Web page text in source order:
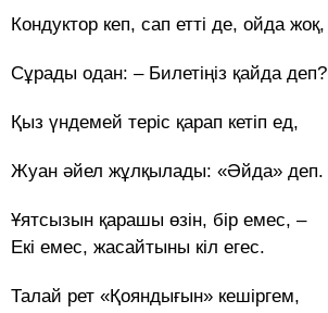
Кондуктор кеп, сап етті де, ойда жоқ,
Сұрады одан: – Билетіңіз қайда деп?
Қыз үндемей теріс қарап кетіп ед,
Жуан әйел жұлқылады: «Әйда» деп.
Ұятсызын қарашы өзін, бір емес, –
Екі емес, жасайтыны кіл егес.
Талай рет «Қояндығын» кешіргем,